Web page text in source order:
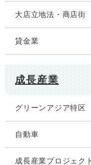
大店立地法・商店街
貸金業
成長産業
グリーンアジア特区
自動車
成長産業プロジェク